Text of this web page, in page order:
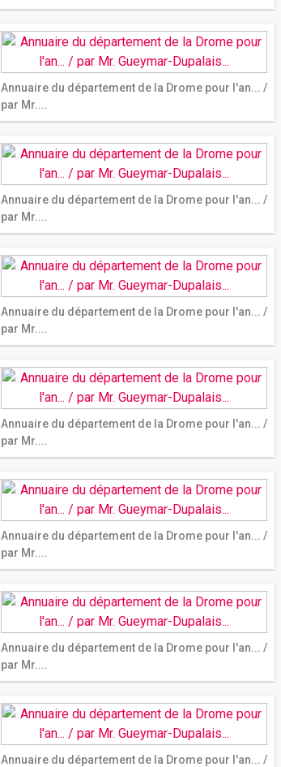
Annuaire du département de la Drome pour l'an... /
par Mr....
Annuaire du département de la Drome pour l'an... /
par Mr....
Annuaire du département de la Drome pour l'an... /
par Mr....
Annuaire du département de la Drome pour l'an... /
par Mr....
Annuaire du département de la Drome pour l'an... /
par Mr....
Annuaire du département de la Drome pour l'an... /
par Mr....
Annuaire du département de la Drome pour l'an... /